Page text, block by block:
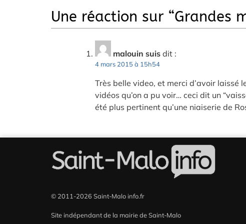
Une réaction sur “Grandes
malouin suis dit :
4 mars 2015 à 15h54
Très belle video, et merci d’avoir laissé
vidéos qu’on a pu voir… ceci dit un
été plus pertinent qu’une niaiserie de
© 2011-2026 Saint-Malo info.fr
Site indépendant de la mairie de Saint-Malo